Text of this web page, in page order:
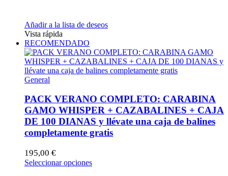
Añadir a la lista de deseos
Vista rápida
RECOMENDADO
General
PACK VERANO COMPLETO: CARABINA
GAMO WHISPER + CAZABALINES + CAJA
DE 100 DIANAS y llévate una caja de balines
completamente gratis
195,00 €
Seleccionar opcionesEste